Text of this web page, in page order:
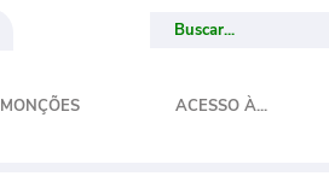
MONÇÕES ACESSO À...